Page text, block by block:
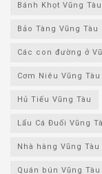
Bánh Khọt Vũng Tàu
Bảo Tàng Vũng Tàu
Các con đường ở
Cơm Niêu Vũng Tàu
Hủ Tiếu Vũng Tàu
Lẩu Cá Đuối Vũng
Nhà hàng Vũng Tàu
Quán bún Vũng Tàu